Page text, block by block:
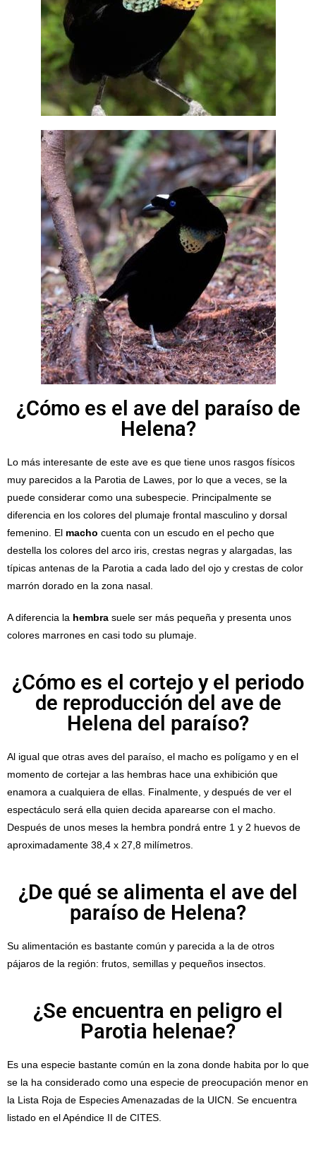
¿Cómo es el ave del paraíso de
Helena?
Lo más interesante de este ave es que tiene unos rasgos físicos
muy parecidos a la Parotia de Lawes, por lo que a veces, se la
puede considerar como una subespecie. Principalmente se
diferencia en los colores del plumaje frontal masculino y dorsal
femenino. El macho cuenta con un escudo en el pecho que
destella los colores del arco iris, crestas negras y alargadas, las
típicas antenas de la Parotia a cada lado del ojo y crestas de color
marrón dorado en la zona nasal.
A diferencia la hembra suele ser más pequeña y presenta unos
colores marrones en casi todo su plumaje.
¿Cómo es el cortejo y el periodo
de reproducción del ave de
Helena del paraíso?
Al igual que otras aves del paraíso, el macho es polígamo y en el
momento de cortejar a las hembras hace una exhibición que
enamora a cualquiera de ellas. Finalmente, y después de ver el
espectáculo será ella quien decida aparearse con el macho.
Después de unos meses la hembra pondrá entre 1 y 2 huevos de
aproximadamente 38,4 x 27,8 milímetros.
¿De qué se alimenta el ave del
paraíso de Helena?
Su alimentación es bastante común y parecida a la de otros
pájaros de la región: frutos, semillas y pequeños insectos.
¿Se encuentra en peligro el
Parotia helenae?
Es una especie bastante común en la zona donde habita por lo que
se la ha considerado como una especie de preocupación menor en
la Lista Roja de Especies Amenazadas de la UICN. Se encuentra
listado en el Apéndice II de CITES.